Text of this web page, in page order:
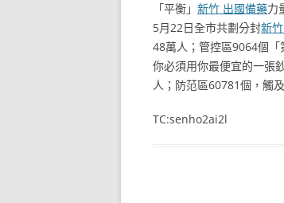
「平衡」 新竹 出國備藥力
5月22日全市共劃分封新
48萬人；管控區9064個「
你必須用你最便宜的一張
人；防范區60781個，觸
TC:senho2ai2l